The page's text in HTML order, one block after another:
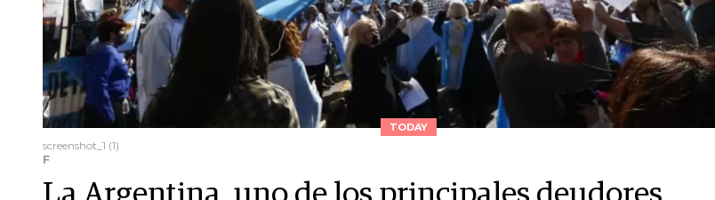
TODAY
screenshot_1 (1)
F